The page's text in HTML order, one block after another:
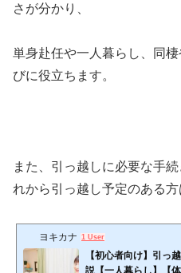
さが分かり、
単身赴任や一人暮らし、同
びに役立ちます。
また、引っ越しに必要な手
れから引っ越し予定のある
ヨキカナ 1 User
【初心者向け】引っ
説【一人暮らし】【